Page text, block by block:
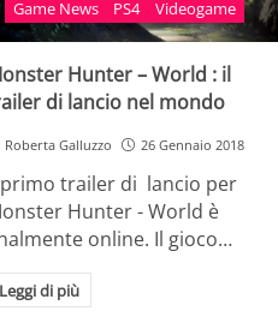
Game News PS4 Videogame
Hunter – World : il
di lancio nel mondo
Roberta Galluzzo 26 Gennaio 2018
trailer di lancio per
Hunter - World è
online. Il gioco…
Leggi di più